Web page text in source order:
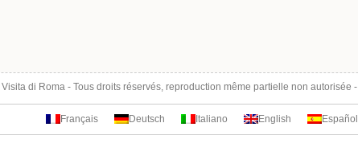
Visita di Roma- Tous droits réservés, reproduction même partielle non autorisée -
Français Deutsch Italiano English Español